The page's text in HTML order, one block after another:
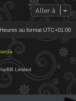
Aller à
Heures au format UTC+01:00
Limited